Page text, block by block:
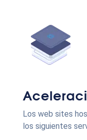
Los web sites
los siguientes